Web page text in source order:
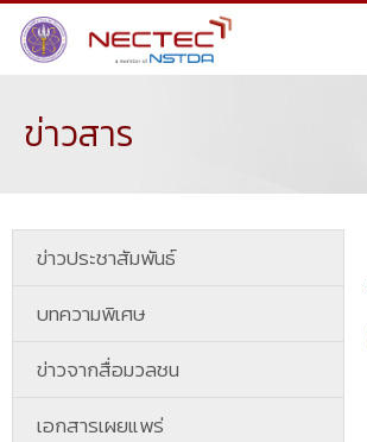
ข่าวสาร
ข่าวประชาสัมพันธ์
บทความพิเศษ
ข่าวจากสื่อมวลชน
เอกสารเผยแพร่